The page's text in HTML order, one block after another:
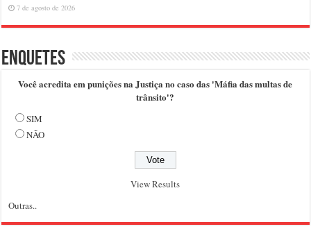
7 de agosto de 2026
Enquetes
Você acredita em punições na Justiça no caso das 'Máfia das multas de
trânsito'?
SIM
NÃO
View Results
Outras..